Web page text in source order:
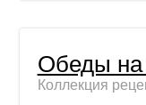
Обеды
Коллекция